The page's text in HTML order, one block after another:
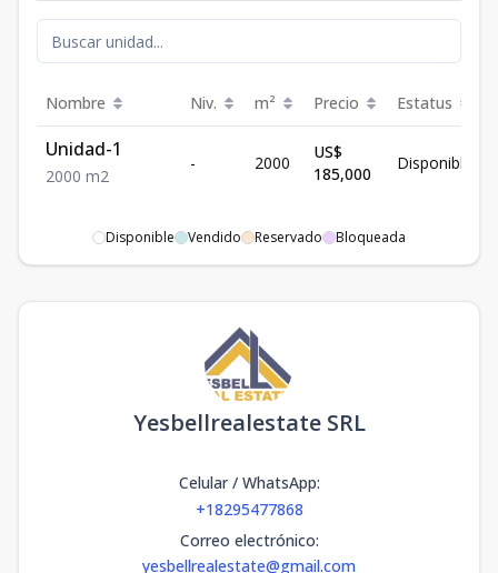
Nombre Niv. m² Precio Estatus
Unidad-1
2000 m2
- 2000
US$
185,000
Disponible
Disponible Vendido Reservado Bloqueada
Yesbellrealestate SRL
Celular / WhatsApp:
+18295477868
Correo electrónico:
yesbellrealestate@gmail.com